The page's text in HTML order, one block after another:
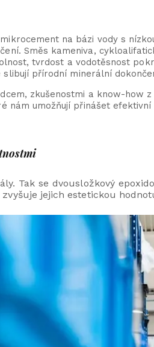
na bázi vody s
Směs kameniva,
tvrdost a vodotěsnost
přírodní minerální
zkušenostmi a know-how
nám umožňují přinášet
Tak se dvousložkový
jejich estetickou